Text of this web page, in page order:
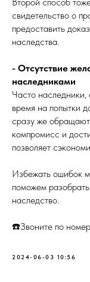
свидетельство о
предоставить
наследства.
- Отсутствие
наследниками
Часто наследники,
время на попытки
сразу же
компромисс и
позволяет
Избежать ошибок
поможем
наследство.
☎️Звоните по
2024-06-03 10:56